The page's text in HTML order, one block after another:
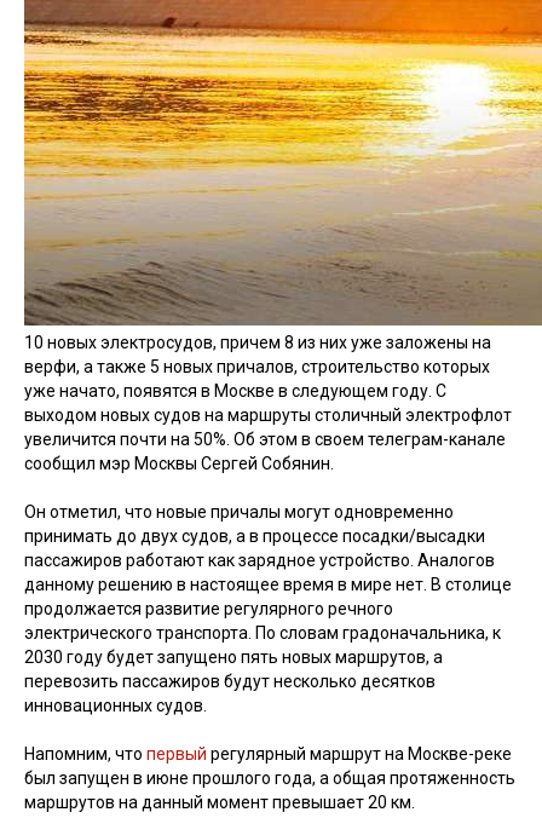
10 новых электросудов, причем 8 из них уже заложены на
верфи, а также 5 новых причалов, строительство которых
уже начато, появятся в Москве в следующем году. С
выходом новых судов на маршруты столичный электрофлот
увеличится почти на 50%. Об этом в своем телеграм-канале
сообщил мэр Москвы Сергей Собянин.
Он отметил, что новые причалы могут одновременно
принимать до двух судов, а в процессе посадки/высадки
пассажиров работают как зарядное устройство. Аналогов
данному решению в настоящее время в мире нет. В столице
продолжается развитие регулярного речного
электрического транспорта. По словам градоначальника, к
2030 году будет запущено пять новых маршрутов, а
перевозить пассажиров будут несколько десятков
инновационных судов.
Напомним, что первый регулярный маршрут на Москве-реке
был запущен в июне прошлого года, а общая протяженность
маршрутов на данный момент превышает 20 км.